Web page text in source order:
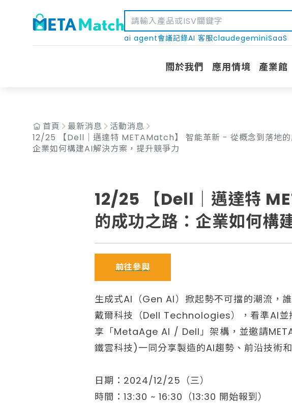
ai agent會議記錄AI 客服claudegeminiSaaS
關於我們 應用情境 產業館
首頁 最新消息
活動消息
12/25 【Dell｜邁達特 METAMatch】 智能革新 - 從概念到落地的
企業如何構建AI解決方案，提升競爭力
12/25 【Dell｜邁達特
的成功之路：企業如何構
前往參與
生成式AI（Gen AI）掀起勢不可擋的潮流，
戴爾科技（Dell Technologies），看準AI並
享「MetaAge AI / Dell」架構，並邀請
鐵雲科技)一同分享製造的AI趨勢、前沿技術
日期：2024/12/25（三）
時間：13:30 ~ 16:30（13:30 開始報到）